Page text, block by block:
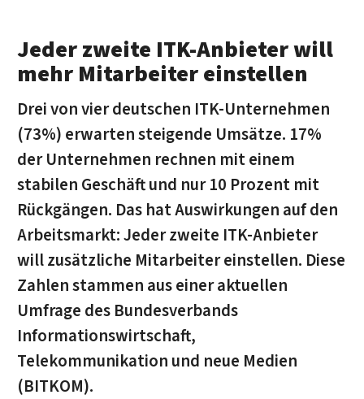
Jeder zweite ITK-Anbieter will
mehr Mitarbeiter einstellen
Drei von vier deutschen ITK-Unternehmen
(73%) erwarten steigende Umsätze. 17%
der Unternehmen rechnen mit einem
stabilen Geschäft und nur 10 Prozent mit
Rückgängen. Das hat Auswirkungen auf den
Arbeitsmarkt: Jeder zweite ITK-Anbieter
will zusätzliche Mitarbeiter einstellen. Diese
Zahlen stammen aus einer aktuellen
Umfrage des Bundesverbands
Informationswirtschaft,
Telekommunikation und neue Medien
(BITKOM).